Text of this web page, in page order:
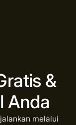
&
Anda
melalui